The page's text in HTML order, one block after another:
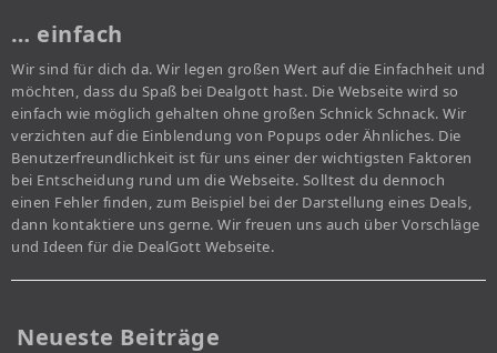
… einfach
Wir sind für dich da. Wir legen großen Wert auf die Einfachheit und
möchten, dass du Spaß bei Dealgott hast. Die Webseite wird so
einfach wie möglich gehalten ohne großen Schnick Schnack. Wir
verzichten auf die Einblendung von Popups oder Ähnliches. Die
Benutzerfreundlichkeit ist für uns einer der wichtigsten Faktoren
bei Entscheidung rund um die Webseite. Solltest du dennoch
einen Fehler finden, zum Beispiel bei der Darstellung eines Deals,
dann kontaktiere uns gerne. Wir freuen uns auch über Vorschläge
und Ideen für die DealGott Webseite.
Neueste Beiträge